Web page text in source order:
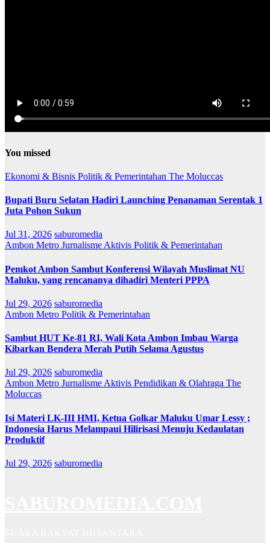
You missed
Ekonomi & Bisnis Politik & Pemerintahan The Moluccas
Bupati Buru Selatan Hadiri Launching Penanaman Serentak 1
Juta Pohon Sukun
Jul 31, 2026 saburomedia
Ambon Metro Jurnalisme Aktivis Politik & Pemerintahan
Pemkot Ambon Sambut Konferensi Wilayah Muslimat NU
Maluku, yang rencananya dihadiri Menteri PPPA
Jul 29, 2026 saburomedia
Ambon Metro Politik & Pemerintahan
Sambut HUT Ke-81 RI, Wali Kota Ambon Imbau Warga
Kibarkan Bendera Merah Putih Selama Agustus
Jul 29, 2026 saburomedia
Ambon Metro Jurnalisme Aktivis Pendidikan & Olahraga The
Moluccas
Isi Materi LK-III HMI, Ketua Golkar Maluku Umar Lessy ;
Indonesia Harus Melampaui Hilirisasi Menuju Kedaulatan
Produktif
Jul 29, 2026 saburomedia